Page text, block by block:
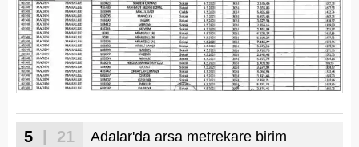
5 | 21
Adalar'da arsa metrekare birim